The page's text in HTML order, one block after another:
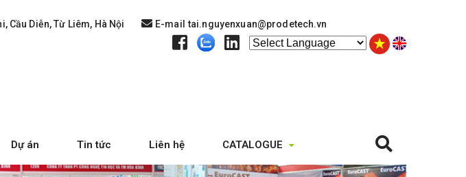
Cầu Diễn, Từ Liêm, Hà Nội E-mail tai.nguyenxuan@prodetech.vn
Dự án Tin tức Liên hệ CATALOGUE